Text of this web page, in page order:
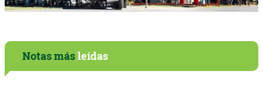
Notas másleídas